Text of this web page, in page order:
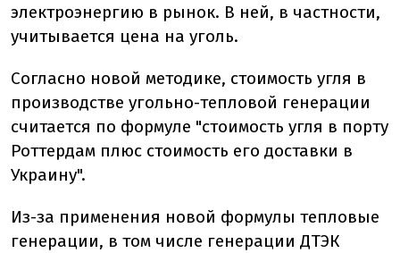
электроэнергию в рынок. В ней, в частности,
учитывается цена на уголь.
Согласно новой методике, стоимость угля в
производстве угольно-тепловой генерации
считается по формуле "стоимость угля в порту
Роттердам плюс стоимость его доставки в
Украину".
Из-за применения новой формулы тепловые
генерации, в том числе генерации ДТЭК